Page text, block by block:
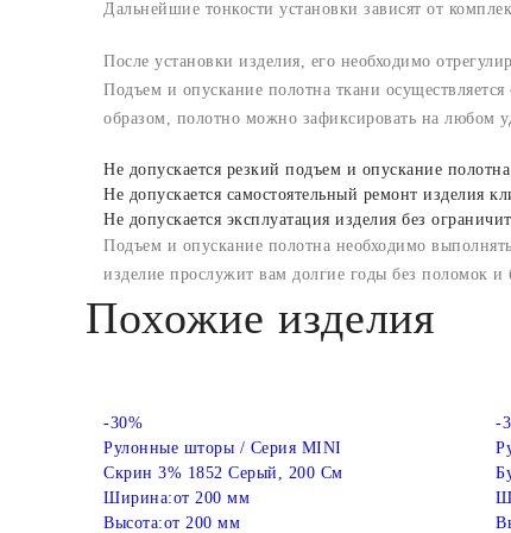
Дальнейшие тонкости установки зависят от
После установки изделия, его необходимо
Подъем и опускание полотна ткани
образом, полотно можно зафиксировать на любом
Не допускается резкий подъем и опускание полотна.
Не допускается самостоятельный ремонт изделия
Не допускается эксплуатация изделия без
Подъем и опускание полотна необходимо
изделие прослужит вам долгие годы без поломок
Похожие изделия
-30%
Рулонные шторы / Серия MINI
Скрин 3% 1852 Серый, 200 См
Ширина:от 200 мм
Высота:от 200 мм
-